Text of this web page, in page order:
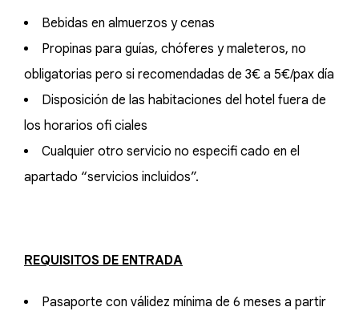
Bebidas en almuerzos y cenas
Propinas para guías, chóferes y maleteros, no
obligatorias pero si recomendadas de 3€ a 5€/pax día
Disposición de las habitaciones del hotel fuera de
los horarios ofi ciales
Cualquier otro servicio no especifi cado en el
apartado “servicios incluidos”.
REQUISITOS DE ENTRADA
Pasaporte con válidez mínima de 6 meses a partir